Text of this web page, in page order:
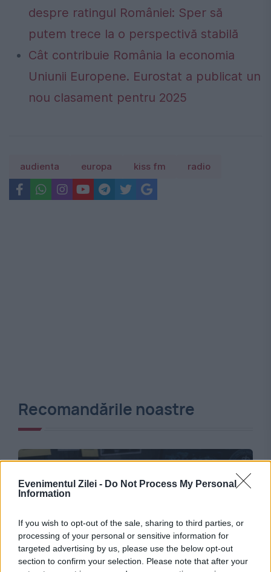
Evenimentul Zilei - Do Not Process My Personal
Information
If you wish to opt-out of the sale, sharing to third parties, or
processing of your personal or sensitive information for
targeted advertising by us, please use the below opt-out
section to confirm your selection. Please note that after your
despre ratingul României: Sper să
putem trece la o perspectivă stabilă
Cât contribuie România la economia
Uniunii Europene. Eurostat a publicat un
nou clasament pentru 2025
audienta europa kiss fm radio
Recomandările noastre